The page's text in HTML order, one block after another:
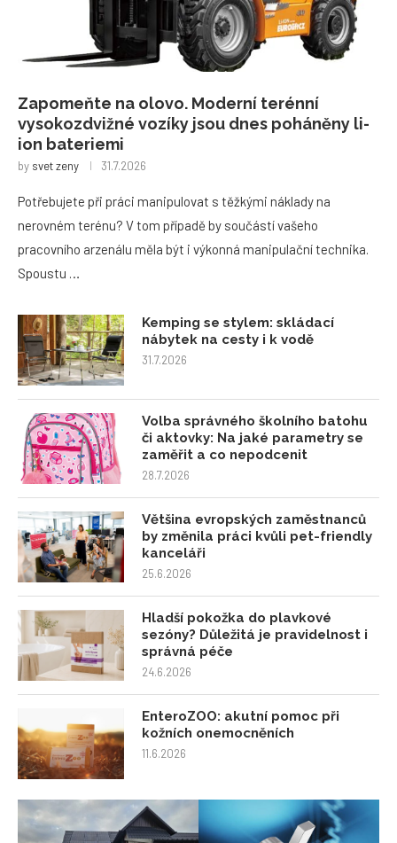
Zapomeňte na olovo. Moderní terénní
vysokozdvižné vozíky jsou dnes poháněny li-
ion bateriemi
by svet zeny 31.7.2026
Potřebujete při práci manipulovat s těžkými náklady na
nerovném terénu? V tom případě by součástí vašeho
pracovního arzenálu měla být i výkonná manipulační technika.
Spoustu …
Kemping se stylem: skládací
nábytek na cesty i k vodě
31.7.2026
Volba správného školního batohu
či aktovky: Na jaké parametry se
zaměřit a co nepodcenit
28.7.2026
Většina evropských zaměstnanců
by změnila práci kvůli pet-friendly
kanceláři
25.6.2026
Hladší pokožka do plavkové
sezóny? Důležitá je pravidelnost i
správná péče
24.6.2026
EnteroZOO: akutní pomoc při
kožních onemocněních
11.6.2026